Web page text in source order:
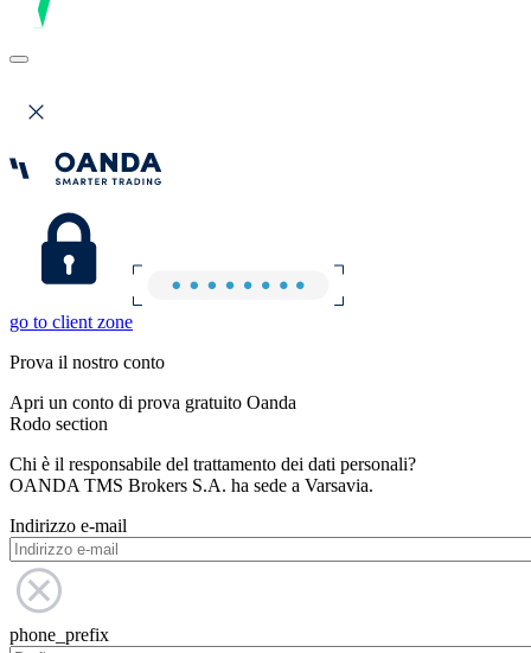
go to client zone
Prova il nostro conto
Apri un conto di prova gratuito Oanda
Rodo section
Chi è il responsabile del trattamento dei dati personali?
OANDA TMS Brokers S.A. ha sede a Varsavia.
Indirizzo e-mail
phone_prefix